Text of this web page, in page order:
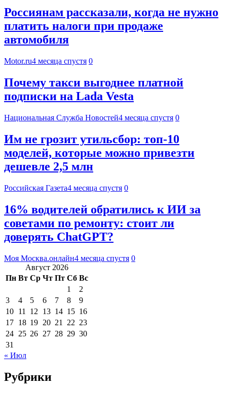
Россиянам рассказали, когда не нужно
платить налоги при продаже
автомобиля
Motor.ru4 месяца спустя 0
Почему такси выгоднее платной
подписки на Lada Vesta
Национальная Служба Новостей4 месяца спустя 0
Им не грозит утильсбор: топ-10
моделей, которые можно привезти
дешевле 2,5 млн
Российская Газета4 месяца спустя 0
16% водителей обратились к ИИ за
советами по ремонту: стоит ли
доверять ChatGPT?
Моя Москва.онлайн4 месяца спустя 0
Август 2026
Пн Вт Ср Чт Пт Сб Вс
1
2
3
4 5 6 7 8
9
10 11 12 13 14 15 16
17 18 19 20 21 22 23
24 25 26 27 28 29 30
31
« Июл
Рубрики